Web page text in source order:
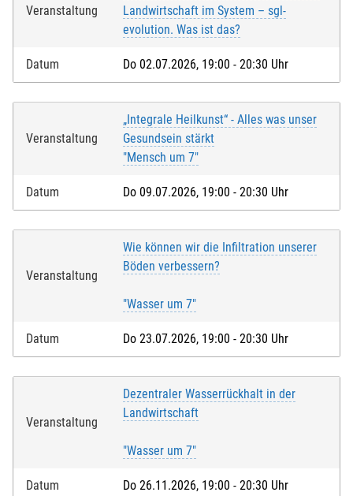
Veranstaltung
Landwirtschaft im System – sgl-
evolution. Was ist das?
Datum Do 02.07.2026, 19:00 - 20:30 Uhr
Veranstaltung
„Integrale Heilkunst“ - Alles was unser
Gesundsein stärkt
"Mensch um 7"
Datum Do 09.07.2026, 19:00 - 20:30 Uhr
Veranstaltung
Wie können wir die Infiltration unserer
Böden verbessern?
"Wasser um 7"
Datum Do 23.07.2026, 19:00 - 20:30 Uhr
Veranstaltung
Dezentraler Wasserrückhalt in der
Landwirtschaft
"Wasser um 7"
Datum Do 26.11.2026, 19:00 - 20:30 Uhr